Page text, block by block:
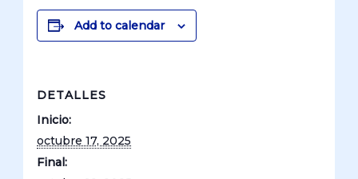
Add to calendar
DETALLES
Inicio:
octubre 17, 2025
Final: